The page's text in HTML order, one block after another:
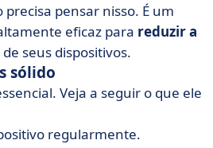
pensar nisso. É um
eficaz para reduzir a
de seus dispositivos.
sólido
Veja a seguir o que ele
regularmente.